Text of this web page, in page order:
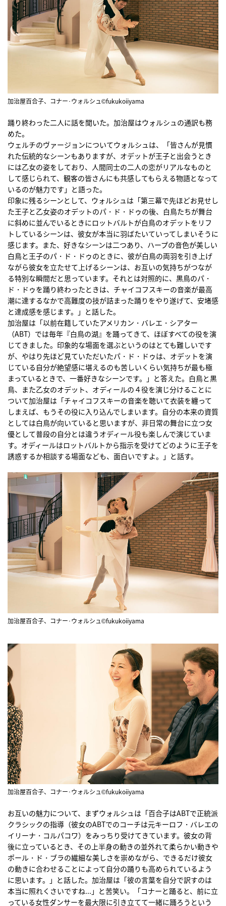
加治屋百合子、コナー･ウォルシュ©fukukoiiyama
踊り終わった二人に話を聞いた。加治屋はウォルシュの通訳も務
めた。
ウェルチのヴァージョンについてウォルシュは、「皆さんが見慣
れた伝統的なシーンもありますが、オデットが王子と出会うとき
には乙女の姿をしており、人間同士の二人の恋がリアルなものと
して感じられて、観客の皆さんにも共感してもらえる物語となって
いるのが魅力です」と語った。
印象に残るシーンとして、ウォルシュは「第三幕で先ほどお見せし
た王子と乙女姿のオデットのパ・ド・ドゥの後、白鳥たちが舞台
に斜めに並んでいるときにロットバルトが白鳥のオデットをリフ
トしているシーンは、彼女が本当に羽ばたいていってしまいそうに
感じます。また、好きなシーンは二つあり、ハープの音色が美しい
白鳥と王子のパ・ド・ドゥのときに、彼が白鳥の両羽を引き上げ
ながら彼女を立たせて上げるシーンは、お互いの気持ちがつなが
る特別な瞬間だと思っています。それとは対照的に、黒鳥のパ・
ド・ドゥを踊り終わったときは、チャイコフスキーの音楽が最高
潮に達するなかで高難度の技が詰まった踊りをやり遂げて、安堵感
と達成感を感じます。」と話した。
加治屋は「以前在籍していたアメリカン・バレエ・シアター
（ABT）では毎年『白鳥の湖』を踊ってきて、ほぼすべての役を演
じてきました。印象的な場面を選ぶというのはとても難しいです
が、やはり先ほど見ていただいたパ・ド・ドゥは、オデットを演
じている自分が絶望感に堪えるのも苦しいくらい気持ちが最も極
まっているときで、一番好きなシーンです。」と答えた。白鳥と黒
鳥、また乙女のオデット、オディールの４役を演じ分けることに
ついて加治屋は「チャイコフスキーの音楽を聴いて衣装を纏って
しまえば、もうその役に入り込んでしまいます。自分の本来の資質
としては白鳥が向いていると思いますが、非日常の舞台に立つ女
優として普段の自分とは違うオディール役も楽しんで演じていま
す。オディールはロットバルトから指示を受けてどのように王子を
誘惑するか相談する場面なども、面白いですよ。」と話す。
加治屋百合子、コナー･ウォルシュ©fukukoiiyama
加治屋百合子、コナー･ウォルシュ©fukukoiiyama
お互いの魅力について、まずウォルシュは「百合子はABTで正統派
クラシックの指導（彼女のABTでのコーチは元キーロフ・バレエの
イリーナ・コルパコワ）をみっちり受けてきています。彼女の背
後に立っているとき、その上半身の動きの並外れて柔らかい動きや
ポール・ド・ブラの繊細な美しさを崇めながら、できるだけ彼女
の動きに合わせることによって自分の踊りも高められているよう
に思います。」と話した。加治屋は「彼の言葉を自分で訳すのは
本当に照れくさいですね...」と苦笑い。「コナーと踊ると、前に立
っている女性ダンサーを最大限に引き立てて一緒に踊ろうという